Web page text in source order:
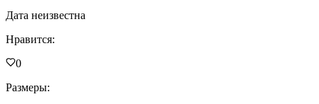
Дата неизвестна
Нравится:
0
Размеры: